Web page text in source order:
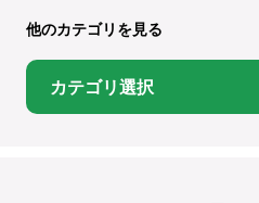
他のカテゴリを見る
カテゴリ選択